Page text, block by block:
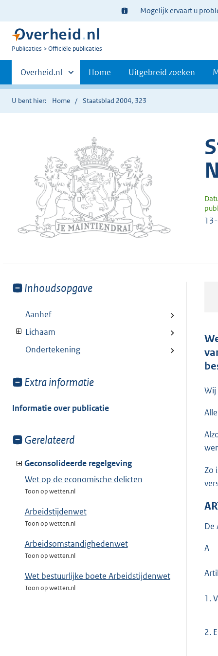
Ter
informatie:
Mogelijk ervaart u
U
Publicaties Officiële publicaties
Primaire
navigatie
Andere
sites
binnen
Overheid.nl Home Uitgebreid zoeken
U bent hier: Home Staatsblad 2004, 323
Toon
van:
Inhoudsopgave
Aanhef
Lichaam
Ondertekening
Toon
van:
Extra informatie
Informatie over publicatie
Toon
van:
Gerelateerd
Geconsolideerde regelgeving
Wet op de economische delicten
Toon op wetten.nl
Arbeidstijdenwet
Toon op wetten.nl
Arbeidsomstandighedenwet
Toon op wetten.nl
Wet bestuurlijke boete Arbeidstijdenwet
Toon op wetten.nl
Wij
Zo
De
A
1.
2.